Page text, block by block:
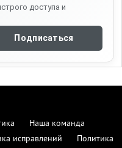
доступа и
Подписаться
Наша команда
исправлений
Политика